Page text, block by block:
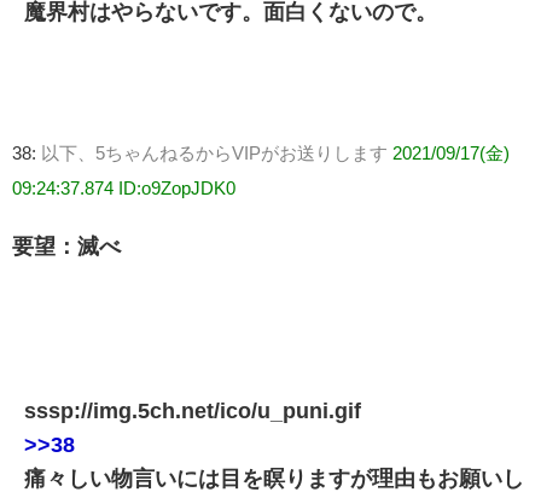
魔界村はやらないです。面白くないので。
38: 以下、5ちゃんねるからVIPがお送りします 2021/09/17(金)
09:24:37.874 ID:o9ZopJDK0
要望：滅べ
sssp://img.5ch.net/ico/u_puni.gif
>>38
痛々しい物言いには目を瞑りますが理由もお願いし